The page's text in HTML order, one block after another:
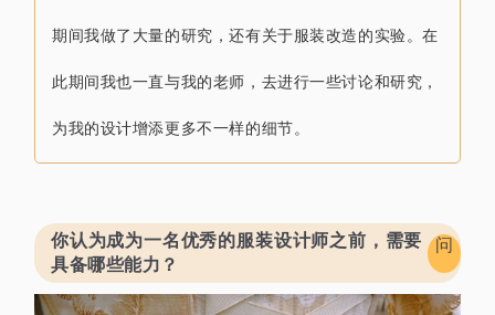
期间我做了大量的研究，还有关于服装改造的实验。在
此期间我也一直与我的老师，去进行一些讨论和研究，
为我的设计增添更多不一样的细节。
你认为成为一名优秀的服装设计师之前，需要
具备哪些能力？
问